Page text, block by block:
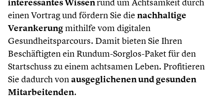
einen Vortrag und fördern Sie die nachhaltige
Verankerungmithilfe vom digitalen
Gesundheitsparcours. Damit bieten Sie Ihren
Beschäftigten ein Rundum-Sorglos-Paket für den
Startschuss zu einem achtsamen Leben. Profitieren
Sie dadurch vonausgeglichenen und gesunden
Mitarbeitenden.